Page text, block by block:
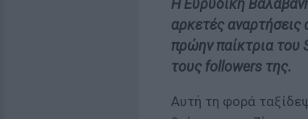
Η Ευρυδίκη
αρκετές αναρτήσεις
πρώην παίκτρια του
τους followers της.
Αυτή τη φορά